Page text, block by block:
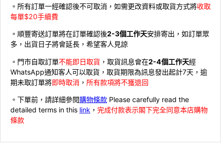
。所有訂單一經確認後不可取消，如需更改資料或取貨方式將收取
每單$20手續費
。順豐寄送訂單將在訂單確認後2-3個工作天安排寄出，如訂單眾
多，出貨日子將會延長，希望客人見諒
。門市自取訂單不能即日取貨 ，取貨訊息會在2-4個工作天經
WhatsApp通知客人可以取貨，取貨期限為訊息發出起計7天，逾
期未取訂單將即時取消 ， 所有款項將不獲退回
。下單前，請詳細參閱購物條款 Please carefully read the
detailed terms in this link ， 完成付款表示閣下完全同意本店購物
條款